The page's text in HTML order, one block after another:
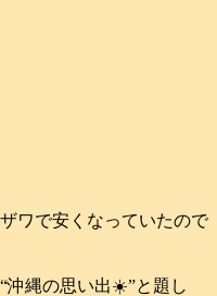
ワで安くなっていたので
沖縄の思い出☀️”と題し